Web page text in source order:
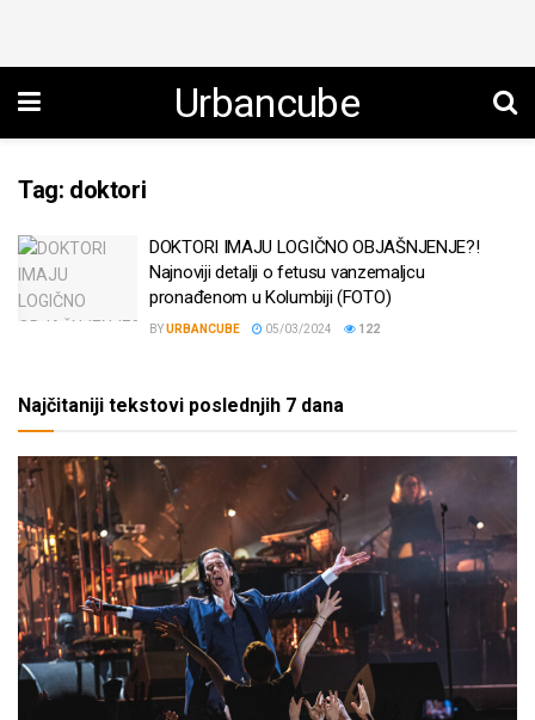
Urbancube
Tag: doktori
DOKTORI IMAJU LOGIČNO OBJAŠNJENJE?!
Najnoviji detalji o fetusu vanzemaljcu
pronađenom u Kolumbiji (FOTO)
BYURBANCUBE 05/03/2024 122
Najčitaniji tekstovi poslednjih 7 dana